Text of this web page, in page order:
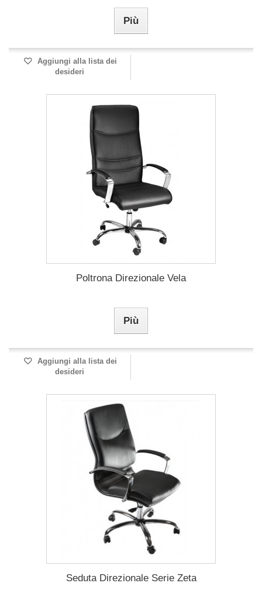
Più
Aggiungi alla lista dei
desideri
Poltrona Direzionale Vela
Più
Aggiungi alla lista dei
desideri
Seduta Direzionale Serie Zeta